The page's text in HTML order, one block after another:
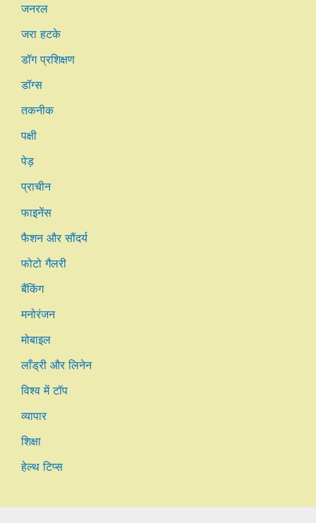
जनरल
जरा हटके
डॉग प्रशिक्षण
डॉग्स
तकनीक
पक्षी
पेड़
प्राचीन
फाइनेंस
फैशन और सौंदर्य
फोटो गैलरी
बैंकिंग
मनोरंजन
मोबाइल
लाँड्री और लिनेन
विश्व में टॉप
व्यापार
शिक्षा
हेल्थ टिप्स